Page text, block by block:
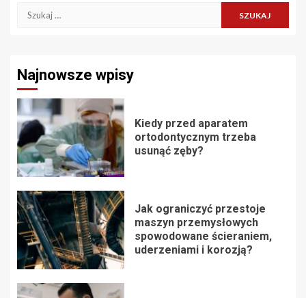
Szukaj:
Najnowsze wpisy
Kiedy przed aparatem
ortodontycznym trzeba
usunąć zęby?
Jak ograniczyć przestoje
maszyn przemysłowych
spowodowane ścieraniem,
uderzeniami i korozją?